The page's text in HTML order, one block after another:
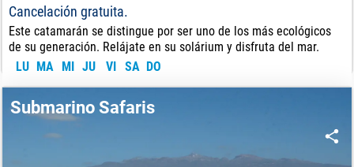
Cancelación gratuita.
Este catamarán se distingue por ser uno de los más ecológicos
de su generación. Relájate en su solárium y disfruta del mar.
LU MA MI JU VI SA DO
Submarino Safaris